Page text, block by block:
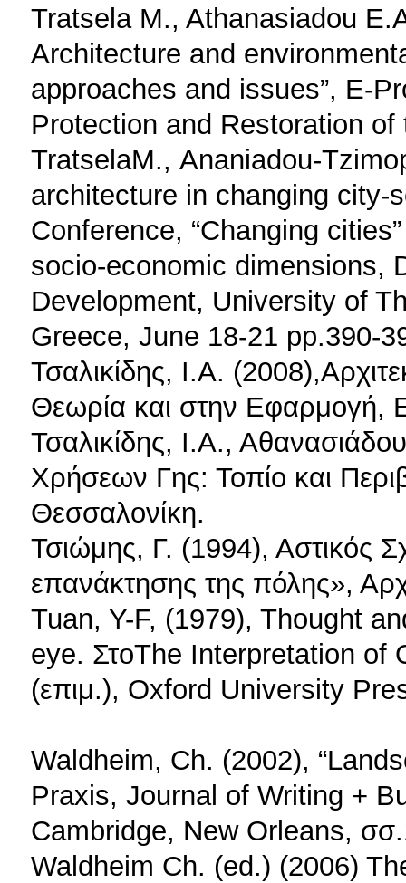
Tratsela M., Athanasiadou
Architecture and
approaches and issues”, Ε-
Protection and Restoration
TratselaΜ., Ananiadou-
architecture in changing city-
Conference, “Changing
socio-economic dimensions,
Development, University of
Greece, June 18-21 pp.390-
Τσαλικίδης, Ι.Α.
Θεωρία και στην Εφαρμογή,
Τσαλικίδης, Ι.Α.,
Χρήσεων Γης: Τοπίο και
Θεσσαλονίκη.
Τσιώμης, Γ. (1994), Αστικός
επανάκτησης της πόλης»,
Tuan, Y-F, (1979), Thought
eye. ΣτοThe Interpretation of
(επιμ.), Oxford University
Waldheim, Ch. (2002),
Praxis, Journal of Writing +
Cambridge, New Orleans,
Waldheim Ch. (ed.) (2006)